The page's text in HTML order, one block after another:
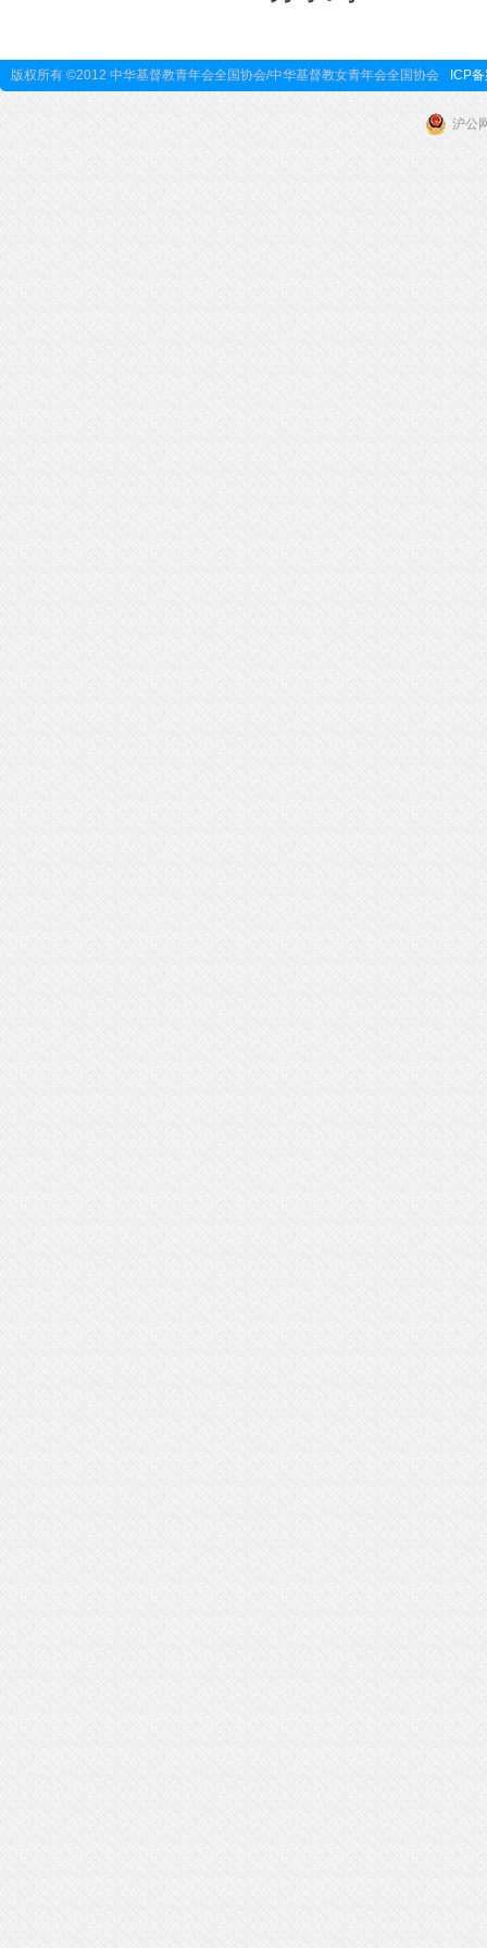
版权所有 ©2012 中华基督教青年会全国协会/中华基督教女青年会全国协会 ICP
沪公